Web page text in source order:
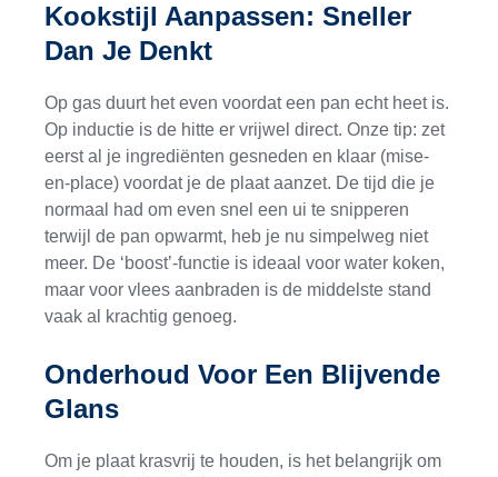
Kookstijl Aanpassen: Sneller
Dan Je Denkt
Op gas duurt het even voordat een pan echt heet is.
Op inductie is de hitte er vrijwel direct. Onze tip: zet
eerst al je ingrediënten gesneden en klaar (mise-
en-place) voordat je de plaat aanzet. De tijd die je
normaal had om even snel een ui te snipperen
terwijl de pan opwarmt, heb je nu simpelweg niet
meer. De ‘boost’-functie is ideaal voor water koken,
maar voor vlees aanbraden is de middelste stand
vaak al krachtig genoeg.
Onderhoud Voor Een Blijvende
Glans
Om je plaat krasvrij te houden, is het belangrijk om